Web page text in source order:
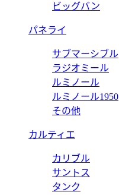
ビッグバン
パネライ
サブマーシブル
ラジオミール
ルミノール
ルミノール1950
その他
カルティエ
カリブル
サントス
タンク